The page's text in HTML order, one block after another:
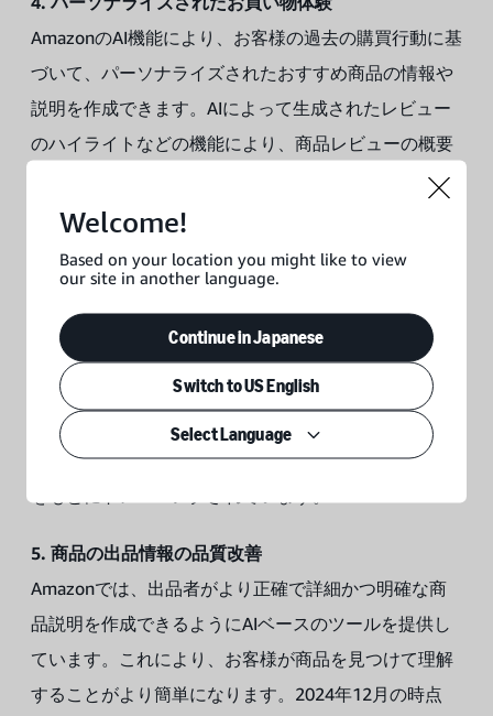
AmazonのAI機能により、お客様の過去の購買行動に基
づいて、パーソナライズされたおすすめ商品の情報や
説明を作成できます。AIによって生成されたレビュー
のハイライトなどの機能により、商品レビューの概要
や衣類のサイズに関するガイダンスなど、十分な情報
に基づいて決定を下すのに役立つ知見がお客様に即座
に提供されます。また、生成AI搭載のショッピングア
シスタントであるRufusにより、お客様は商品の詳細
を素早く把握し、推奨情報を入手して、選択肢を比較
できます。Rufusは、お客様の質問に回答し、お買い
物体験をよりスムーズに行うことができるように、
Amazonの幅広い商品カタログ、カスタマーレビュ
ー、コミュニティQ&A、ウェブ全体から収集した情報
5. 商品の出品情報の品質改善
Amazonでは、出品者がより正確で詳細かつ明確な商
品説明を作成できるようにAIベースのツールを提供し
ています。これにより、お客様が商品を見つけて理解
することがより簡単になります。2024年12月の時点
Welcome!
Based on your location you might like to view
our site in another language.
Continue in Japanese
Switch to US English
Select Language